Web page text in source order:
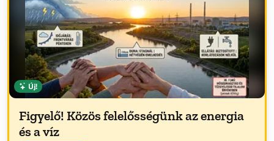
Új!
Figyelő! Közös felelősségünk az energia
és a víz